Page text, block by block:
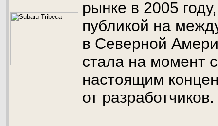
рынке в 2005
публикой на
в Северной
стала на момент
настоящим
от разработчиков.